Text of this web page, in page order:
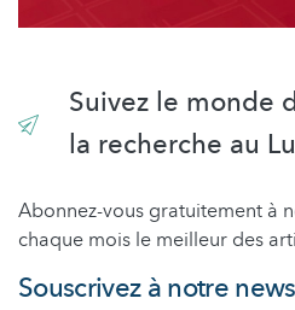
Suivez le monde
la recherche au
Abonnez-vous gratuitement à
chaque mois le meilleur des
Souscrivez à notre